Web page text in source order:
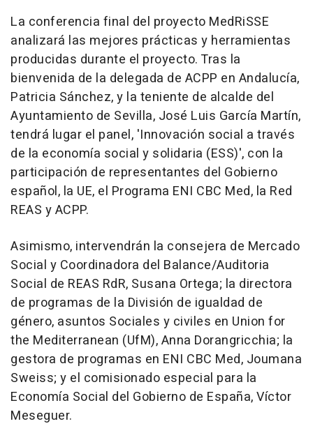
La conferencia final del proyecto MedRiSSE
analizará las mejores prácticas y herramientas
producidas durante el proyecto. Tras la
bienvenida de la delegada de ACPP en Andalucía,
Patricia Sánchez, y la teniente de alcalde del
Ayuntamiento de Sevilla, José Luis García Martín,
tendrá lugar el panel, 'Innovación social a través
de la economía social y solidaria (ESS)', con la
participación de representantes del Gobierno
español, la UE, el Programa ENI CBC Med, la Red
REAS y ACPP.
Asimismo, intervendrán la consejera de Mercado
Social y Coordinadora del Balance/Auditoria
Social de REAS RdR, Susana Ortega; la directora
de programas de la División de igualdad de
género, asuntos Sociales y civiles en Union for
the Mediterranean (UfM), Anna Dorangricchia; la
gestora de programas en ENI CBC Med, Joumana
Sweiss; y el comisionado especial para la
Economía Social del Gobierno de España, Víctor
Meseguer.